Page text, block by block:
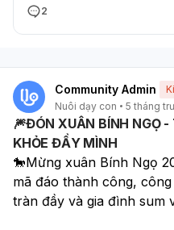
đc 2 tháng chỉ uống sữa meji
tháng điều trị chỉ uống meji
dặm mà ngưng thuốc cũng bị
bón , vậy e có nên đổi sữa
cho bé vẫn là nguồn gốc
đc ko ạ
2
Community Admin
Nuôi dạy con
5 tháng
🎆ĐÓN XUÂN BÍNH NGỌ
KHỎE ĐẦY MÌNH
🐎Mừng xuân Bính Ngọ
mã đáo thành công,
tràn đầy và gia đình sum